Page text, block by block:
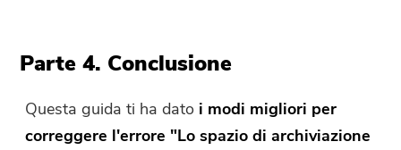
Parte 4. Conclusione
Questa guida ti ha dato i modi migliori per
correggere l'errore "Lo spazio di archiviazione